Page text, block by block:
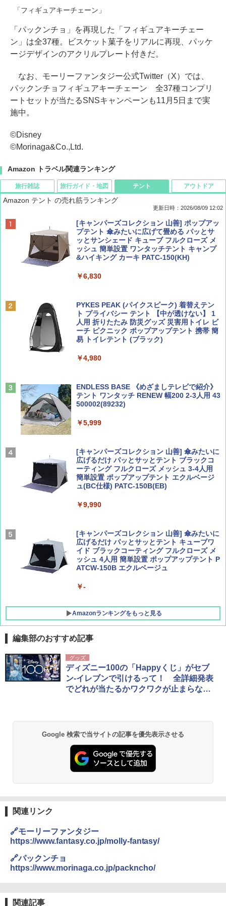
「フィギュアキーチェーン」
「パックンチョ」を再現した「フィギュアキーチェー
ン」は全37種。ビスケット菓子をリアルに再現、パッケ
ージデザインのアクリルプレート付きだ。
なお、モーリーファンタジー公式Twitter（X）では、
パックンチョフィギュアキーチェーン 全37種コンプリ
ートセットが当たるSNSキャンペーンも11月5日まで実
施中。
©Disney
©Morinaga&Co.,Ltd.
Amazon トラベル関連ランキング
旅行雑誌
BE-PAL(ビ-パル) 2026年 9 月号【特別付録:
SOTO ミニマル"旅"財布 ランダム2種】
￥1,500
￥713
AIRLINE（エアライン）2026年9月号【特
集】ボーイング110周年を祝して！
￥1,760
旅行ガイド・地図
地球の歩き方 スター・ウォーズ
￥2,695
￥2,079
球の歩き方A ヨーロッパ
ァキア 2026～2027 地球の歩き方A ヨーロッ
￥2,277
新しい日本地理 地図・統計・移動から読み
解く (講談社現代新書)
￥1,540
テント
Amazon テント の売れ筋ランキング
更新日時：2026/08/09 12:02
[キャンパーズコレクション 山善] ポップアッ
プテント 傘みたいに広げて畳める パッとサ
ッとサンシェード キューブ フルクローズ メ
ッシュ 簡単設置 ワンタッチテント キャンプ
&ハイキング カーキ PATC-150(KH)
￥6,830
PYKES PEAK (パイクスピーク) 着替えテン
ト プライバシー テント 【中が透けない】 1
人用 折りたたみ 防災グッズ 災害用トイレ ビ
ーチ ピクニック ポップアップテント 携帯 簡
易 トイレテント (ブラック)
￥4,980
ENDLESS BASE 《めざましテレビで紹介》
テント ワンタッチ RENEW 幅200 2-3人用 43
500002(89232)
￥5,999
[キャンパーズコレクション 山善] 傘みたいに
広げるだけ パッとサッとテント ブラックコ
ーティング フルクローズ メッシュ 3-4人用
簡単設置 ポップアップテント エクルベージ
ュ(BC仕様) PATC-150B(EB)
￥9,990
[キャンパーズコレクション 山善] 傘みたいに
広げるだけ パッとサッとテント キューブワ
イド ブラックコーティング フルクローズ メ
ッシュ 4人用 簡単設置 ポップアップテント P
ATCW-150B エクルベージュ
￥-
Amazonランキングをもっと見る
アウトドア
GRANDOOR ステンレス保冷剤 2個セット 2
026リニューアル 急速冷凍 空間倍増 衛生的
コンパクト 保冷力長持ち
￥2,980
DEWEL パラソル 大型 ビーチ アウトドアパ
防水 UVカット 4段階高さ調整 軽量 収納袋付
き
￥6,459
付き ヒグマ・イノシシ対策 自治体・教育機
関の購入実績 登山・キャンプ・アウトドア・
防災用品 長期保存可能 緊急時用 日本国内発
￥3,680
編集部のおすすめ記事
グッズ
ディズニー100の「Happyくじ」がセブ
ン-イレブンで引けるって！ 全詳細発表
でどれが当たるかワクワクが止まらな〜
Google 検索で当サイトの記事を優先表示させる
関連リンク
🔗モーリーファンタジー
https://www.fantasy.co.jp/molly-fantasy/
🔗パックンチョ
https://www.morinaga.co.jp/packncho/
関連記事